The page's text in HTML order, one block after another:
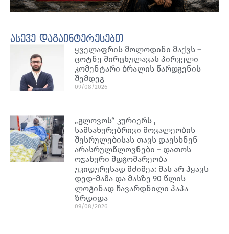
ასევე დაგაინტერესებთ
ყველაფრის მოლოდინი მაქვს –
ცოტნე მირცხულავას პირველი
კომენტარი ბრალის წარდგენის
შემდეგ
09/08/2026
„გლოვოს“ კურიერს ,
სამსახურებრივი მოვალეობის
შესრულებისას თავს დაესხნენ
არასრულწლოვნები – დათოს
ოჯახური მდგომარეობა
უკიდურესად მძიმეა: მას არ ჰყავს
დედ-მამა და მასზე 90 წლის
ლოგინად ჩავარდნილი პაპა
ზრდიდა
09/08/2026